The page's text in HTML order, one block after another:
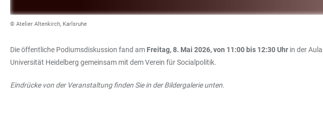
© Atelier Altenkirch, Karlsruhe
Die öffentliche Podiumsdiskussion fand am Freitag, 8. Mai 2026, von 11:00 bis 12:30 Uhr in der
Universität Heidelberg gemeinsam mit dem Verein für Socialpolitik.
Eindrücke von der Veranstaltung finden Sie in der Bildergalerie unten.